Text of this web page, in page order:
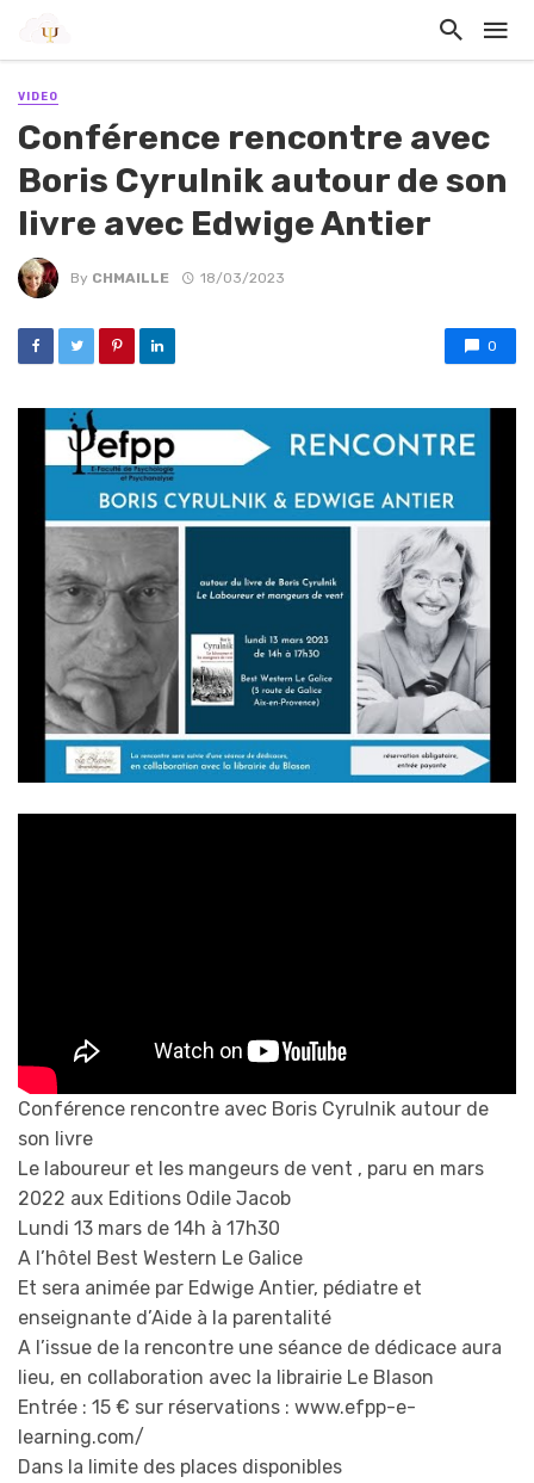
VIDEO
Conférence rencontre avec
Boris Cyrulnik autour de son
livre avec Edwige Antier
By CHMAILLE 18/03/2023
0
Conférence rencontre avec Boris Cyrulnik autour de
son livre
Le laboureur et les mangeurs de vent , paru en mars
2022 aux Editions Odile Jacob
Lundi 13 mars de 14h à 17h30
A l’hôtel Best Western Le Galice
Et sera animée par Edwige Antier, pédiatre et
enseignante d’Aide à la parentalité
A l’issue de la rencontre une séance de dédicace aura
lieu, en collaboration avec la librairie Le Blason
Entrée : 15 € sur réservations : www.efpp-e-
learning.com/
Dans la limite des places disponibles